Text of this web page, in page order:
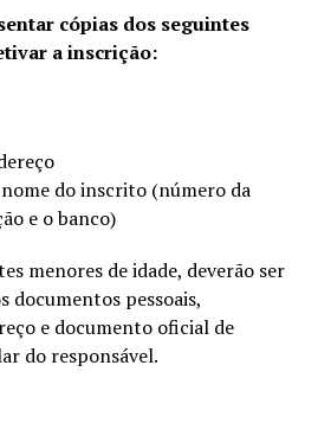
cópias dos seguintes
a inscrição:
do inscrito (número da
e o banco)
menores de idade, deverão ser
documentos pessoais,
e documento oficial de
do responsável.